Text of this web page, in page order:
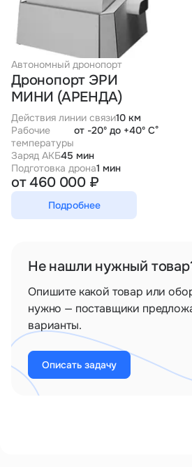
Автономный дронопорт
Дронопорт ЭРИ
МИНИ (АРЕНДА)
Действия линии связи10 км
Рабочие
температуры
от -20º до +40º С°
Заряд АКБ45 мин
Подготовка дрона1 мин
от 460 000 ₽
Подробнее
Не нашли нужный
Опишите какой товар или
нужно — поставщики
варианты.
Описать задачу